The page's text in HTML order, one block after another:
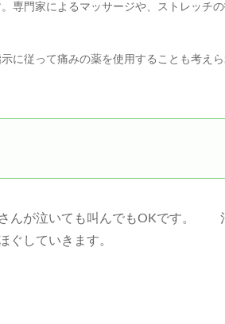
専門家によるマッサージや、ストレッチ
に従って痛みの薬を使用することも考え
さんが泣いても叫んでもOKです。
ぐしていきます。